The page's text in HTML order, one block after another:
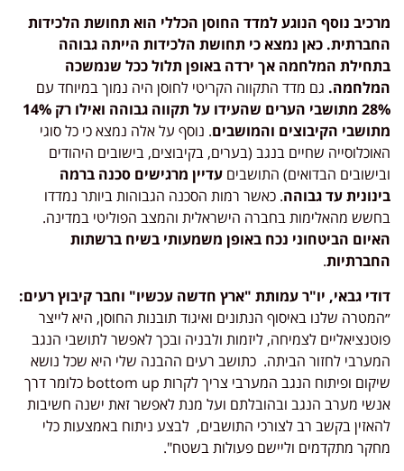
מרכיב נוסף הנוגע למדד החוסן הכללי הוא תחושת הלכידות
החברתית. כאן נמצא כי תחושת הלכידות הייתה גבוהה
בתחילת המלחמה אך ירדה באופן תלול ככל שנמשכה
המלחמה. גם מדד התקווה הקריטי לחוסן היה נמוך במיוחד עם
28% מתושבי הערים שהעידו על תקווה גבוהה ואילו רק 14%
מתושבי הקיבוצים והמושבים. נוסף על אלה נמצא כי כל סוגי
האוכלוסייה שחיים בנגב (בערים, בקיבוצים, בישובים היהודים
ובישובים הבדואים) התושבים עדיין מרגישים סכנה ברמה
בינונית עד גבוהה. כאשר רמות הסכנה הגבוהות ביותר נמדדו
בחשש מהאלימות בחברה הישראלית והמצב הפוליטי במדינה.
האיום הביטחוני נכח באופן משמעותי בשיח ברשתות
החברתיות.
דודי גבאי, יו"ר עמותת "ארץ חדשה עכשיו" וחבר קיבוץ רעים:
״המטרה שלנו באיסוף הנתונים ואיגוד תובנות החוסן, היא לייצר
פוטנציאליים לצמיחה, ליזמות ולבניה ובכך לאפשר לתושבי הנגב
המערבי לחזור הביתה. כתושב רעים ההבנה שלי היא שכל נושא
שיקום ופיתוח הנגב המערבי צריך לקרות bottom up כלומר דרך
אנשי מערב הנגב ובהובלתם ועל מנת לאפשר זאת ישנה חשיבות
להאזין בקשב רב לצורכי התושבים, לבצע ניתוח באמצעות כלי
מחקר מתקדמים וליישם פעולות בשטח".